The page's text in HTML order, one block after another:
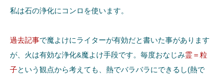
私は石の浄化にコンロを使います。
過去記事で魔よけにライターが有効だと書いた事があります
が、火は有効な浄化&魔よけ手段です。毎度おなじみ霊＝粒
子という観点から考えても、熱でバラバラにできるし(熱で